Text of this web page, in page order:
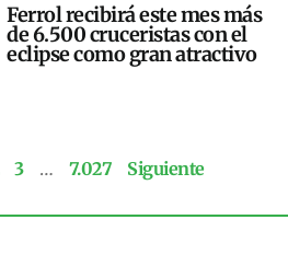
Ferrol recibirá este mes más
de 6.500 cruceristas con el
eclipse como gran atractivo
3 … 7.027 Siguiente